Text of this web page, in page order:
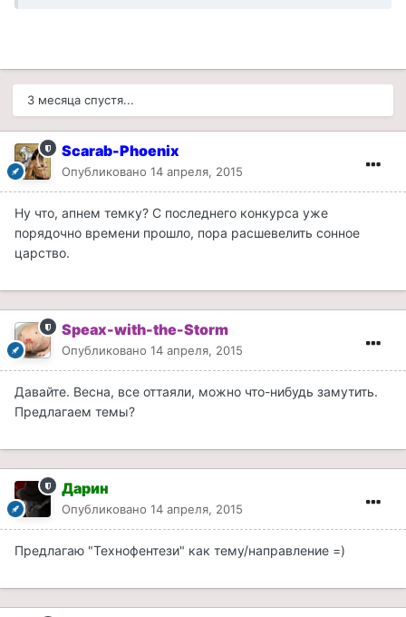
3 месяца спустя...
Scarab-Phoenix
Опубликовано 14 апреля, 2015
Ну что, апнем темку? С последнего конкурса уже
порядочно времени прошло, пора расшевелить сонное
царство.
Speax-with-the-Storm
Опубликовано 14 апреля, 2015
Давайте. Весна, все оттаяли, можно что-нибудь замутить.
Предлагаем темы?
Дарин
Опубликовано 14 апреля, 2015
Предлагаю "Технофентези" как тему/направление =)